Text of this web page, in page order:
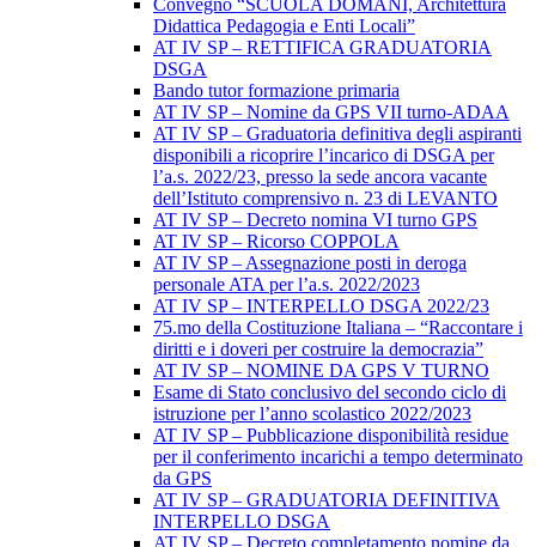
Convegno “SCUOLA DOMANI, Architettura
Didattica Pedagogia e Enti Locali”
AT IV SP – RETTIFICA GRADUATORIA
DSGA
Bando tutor formazione primaria
AT IV SP – Nomine da GPS VII turno-ADAA
AT IV SP – Graduatoria definitiva degli aspiranti
disponibili a ricoprire l’incarico di DSGA per
l’a.s. 2022/23, presso la sede ancora vacante
dell’Istituto comprensivo n. 23 di LEVANTO
AT IV SP – Decreto nomina VI turno GPS
AT IV SP – Ricorso COPPOLA
AT IV SP – Assegnazione posti in deroga
personale ATA per l’a.s. 2022/2023
AT IV SP – INTERPELLO DSGA 2022/23
75.mo della Costituzione Italiana – “Raccontare i
diritti e i doveri per costruire la democrazia”
AT IV SP – NOMINE DA GPS V TURNO
Esame di Stato conclusivo del secondo ciclo di
istruzione per l’anno scolastico 2022/2023
AT IV SP – Pubblicazione disponibilità residue
per il conferimento incarichi a tempo determinato
da GPS
AT IV SP – GRADUATORIA DEFINITIVA
INTERPELLO DSGA